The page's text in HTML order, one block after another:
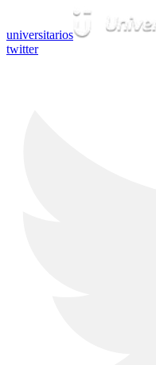
universitarios
twitter